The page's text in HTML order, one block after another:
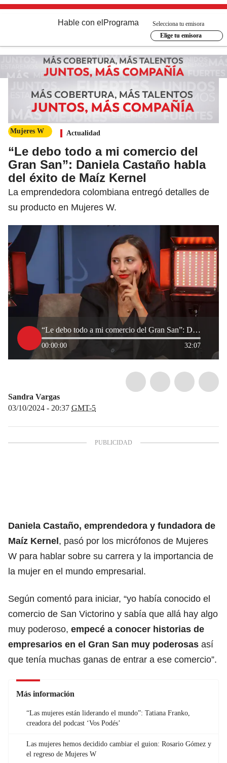
Hable con el Programa
Selecciona tu emisora
Elige tu emisora
Mujeres W Actualidad
“Le debo todo a mi comercio del
Gran San”: Daniela Castaño habla
del éxito de Maíz Kernel
La emprendedora colombiana entregó detalles de
su producto en Mujeres W.
“Le debo todo a mi comercio del Gran San”: Daniela Castaño habla del éxito de Maíz Kernel
00:00:00 32:07
Sandra Vargas
03/10/2024 - 20:37 GMT-5
Daniela Castaño, emprendedora y fundadora de
Maíz Kernel, pasó por los micrófonos de Mujeres
W para hablar sobre su carrera y la importancia de
la mujer en el mundo empresarial.
Según comentó para iniciar, “yo había conocido el
comercio de San Victorino y sabía que allá hay algo
muy poderoso, empecé a conocer historias de
empresarios en el Gran San muy poderosas así
que tenía muchas ganas de entrar a ese comercio”.
Más información
“Las mujeres están liderando el mundo”: Tatiana Franko,
creadora del podcast ‘Vos Podés’
Las mujeres hemos decidido cambiar el guion: Rosario Gómez y
el regreso de Mujeres W